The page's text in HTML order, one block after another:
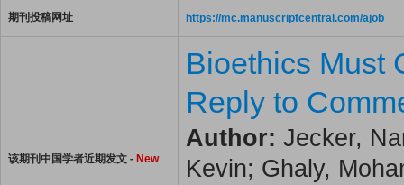
期刊投稿网址 https://mc.manuscriptcentral.com/ajob
该期刊中国学者近期发文 - New
Bioethics Must
Reply to
Author: Jecker,
Kevin; Ghaly,